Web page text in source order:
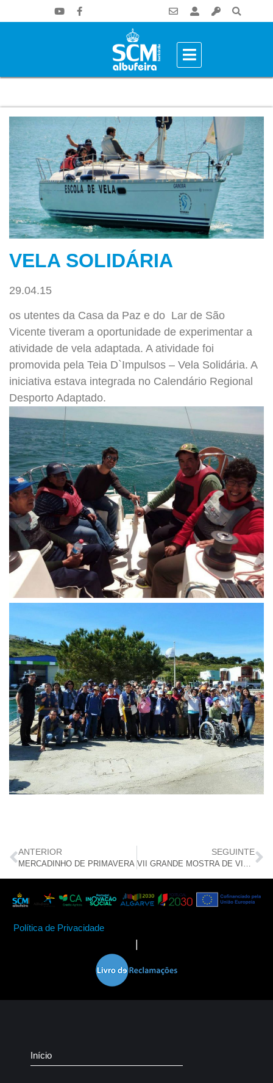
VELA SOLIDÁRIA
29.04.15
os utentes da Casa da Paz e do Lar de São
Vicente tiveram a oportunidade de experimentar a
atividade de vela adaptada. A atividade foi
promovida pela Teia D`Impulsos – Vela Solidária. A
iniciativa estava integrada no Calendário Regional
Desporto Adaptado.
ANTERIOR
MERCADINHO DE PRIMAVERA
SEGUINTE
VII GRANDE MOSTRA DE VINHOS
Política de Privacidade
Início